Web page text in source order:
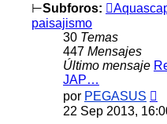
⊢Subforos:
paisajismo
30 Temas
447 Mensajes
Último mensaje
JAP…
por PEGASUS
22 Sep 2013,